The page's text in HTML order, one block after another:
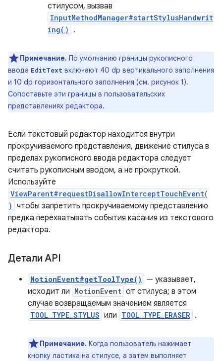
стилусом, вызвав
InputMethodManager#startStylusHandwrit
ing()
.
Примечание. По умолчанию границы рукописного
ввода EditText включают 40 dp вертикального заполнения
и 10 dp горизонтального заполнения (см. рисунок 1).
Сопоставьте эти границы в пользовательских
представлениях редактора.
Если текстовый редактор находится внутри
прокручиваемого представления, движение стилуса в
пределах рукописного ввода редактора следует
считать рукописным вводом, а не прокруткой.
Используйте
ViewParent#requestDisallowInterceptTouchEvent(
) чтобы запретить прокручиваемому представлению
предка перехватывать события касания из текстового
редактора.
Детали API
MotionEvent#getToolType()
— указывает,
исходит ли MotionEvent от стилуса; в этом
случае возвращаемым значением является
TOOL_TYPE_STYLUS или TOOL_TYPE_ERASER .
Примечание. Когда пользователь нажимает
кнопку ластика на стилусе, а затем выполняет